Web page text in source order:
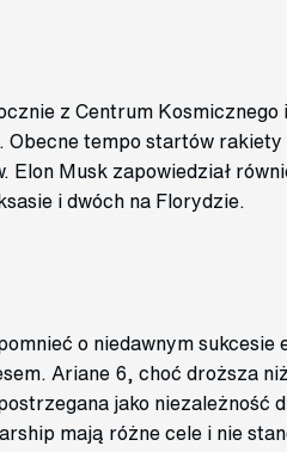
z Centrum Kosmicznego
tempo startów rakiety
Elon Musk zapowiedział
i dwóch na Florydzie.
o niedawnym sukcesie
Ariane 6, choć droższa
jako niezależność
mają różne cele i nie